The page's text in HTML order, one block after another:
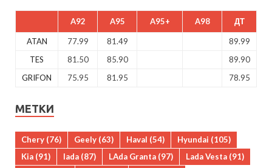
A92 A95 A95+ A98 ДТ
ATAN 77.99 81.49
89.99
TES
81.50 85.90
89.90
GRIFON
75.95 81.95 78.95
МЕТКИ
Chery (76) Geely (63) Haval (54) Hyundai (105)
Kia (91) lada (87) LAda Granta (97) Lada Vesta (91)